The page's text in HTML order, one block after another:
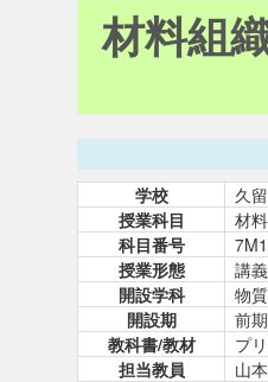
材料組
学校
久
授業科目
材
科目番号
授業形態
講義
開設学科
物
開設期
前期
教科書/教材
プ
担当教員
山